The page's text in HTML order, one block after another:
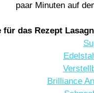
paar Minuten auf
für das Rezept
Brilliance